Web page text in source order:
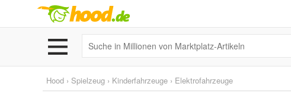
Hood › Spielzeug › Kinderfahrzeuge › Elektrofahrzeuge